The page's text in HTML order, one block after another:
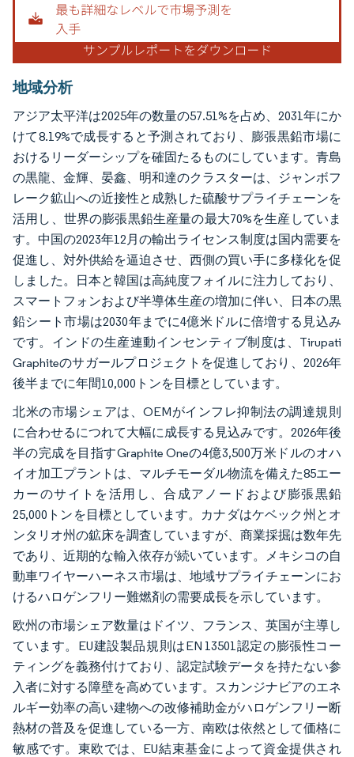
地域分析
アジア太平洋は2025年の数量の57.51%を占め、2031年にか
けて8.19%で成長すると予測されており、膨張黒鉛市場に
おけるリーダーシップを確固たるものにしています。青島
の黒龍、金輝、晏鑫、明和達のクラスターは、ジャンボフ
レーク鉱山への近接性と成熟した硫酸サプライチェーンを
活用し、世界の膨張黒鉛生産量の最大70%を生産していま
す。中国の2023年12月の輸出ライセンス制度は国内需要を
促進し、対外供給を逼迫させ、西側の買い手に多様化を促
しました。日本と韓国は高純度フォイルに注力しており、
スマートフォンおよび半導体生産の増加に伴い、日本の黒
鉛シート市場は2030年までに4億米ドルに倍増する見込み
です。インドの生産連動インセンティブ制度は、Tirupati
Graphiteのサガールプロジェクトを促進しており、2026年
後半までに年間10,000トンを目標としています。
北米の市場シェアは、OEMがインフレ抑制法の調達規則
に合わせるにつれて大幅に成長する見込みです。2026年後
半の完成を目指すGraphite Oneの4億3,500万米ドルのオハ
イオ加工プラントは、マルチモーダル物流を備えた85エー
カーのサイトを活用し、合成アノードおよび膨張黒鉛
25,000トンを目標としています。カナダはケベック州とオ
ンタリオ州の鉱床を調査していますが、商業採掘は数年先
であり、近期的な輸入依存が続いています。メキシコの自
動車ワイヤーハーネス市場は、地域サプライチェーンにお
けるハロゲンフリー難燃剤の需要成長を示しています。
欧州の市場シェア数量はドイツ、フランス、英国が主導し
ています。EU建設製品規則はEN 13501認定の膨張性コー
ティングを義務付けており、認定試験データを持たない参
入者に対する障壁を高めています。スカンジナビアのエネ
ルギー効率の高い建物への改修補助金がハロゲンフリー断
熱材の普及を促進している一方、南欧は依然として価格に
敏感です。東欧では、EU結束基金によって資金提供され